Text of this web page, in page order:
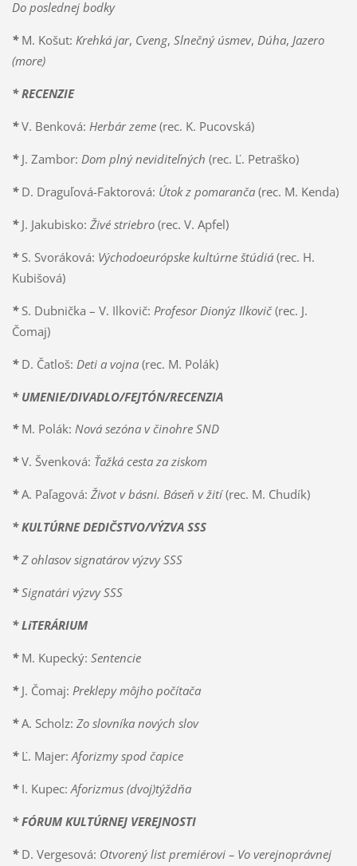
Do poslednej bodky
* M. Košut: Krehká jar, Cveng, Slnečný úsmev, Dúha, Jazero
(more)
* RECENZIE
*V. Benková: Herbár zeme(rec. K. Pucovská)
* J. Zambor: Dom plný neviditeľných (rec. Ľ. Petraško)
* D. Draguľová-Faktorová: Útok z pomaranča(rec. M. Kenda)
* J. Jakubisko: Živé striebro(rec. V. Apfel)
* S. Svoráková: Východoeurópske kultúrne štúdiá(rec. H.
Kubišová)
* S. Dubnička – V. Ilkovič: Profesor Dionýz Ilkovič(rec. J.
Čomaj)
* D. Čatloš: Deti a vojna(rec. M. Polák)
* UMENIE/DIVADLO/FEJTÓN/RECENZIA
* M. Polák: Nová sezóna v činohre SND
*V. Švenková: Ťažká cesta za ziskom
*A. Paľagová: Život v básni. Báseň v žití(rec. M. Chudík)
* KULTÚRNE DEDIČSTVO/VÝZVA SSS
*Z ohlasov signatárov výzvy SSS
*Signatári výzvy SSS
* LiTERÁRIUM
* M. Kupecký: Sentencie
* J. Čomaj: Preklepy môjho počítača
*A. Scholz: Zo slovníka nových slov
* Ľ. Majer:Aforizmy spod čapice
* I. Kupec:Aforizmus (dvoj)týždňa
* FÓRUM KULTÚRNEJ VEREJNOSTI
* D. Vergesová: Otvorený list premiérovi – Vo verejnoprávnej